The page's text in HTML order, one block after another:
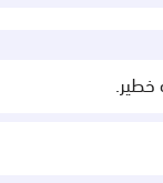
خطير.